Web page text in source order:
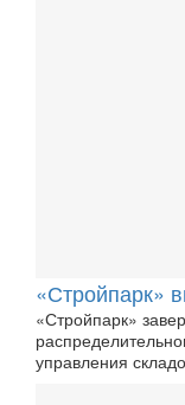
«Стройпарк»
«Стройпарк»
управления